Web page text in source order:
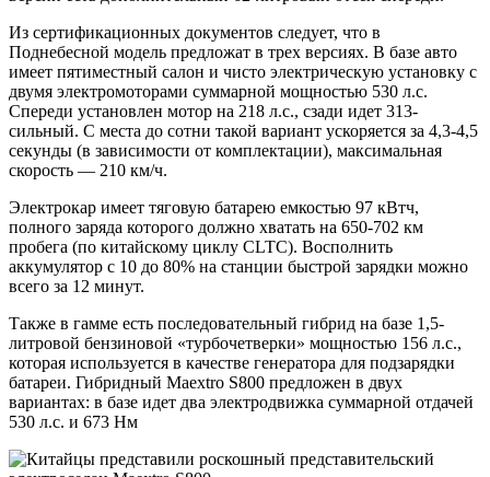
Из сертификационных документов следует, что в
Поднебесной модель предложат в трех версиях. В базе авто
имеет пятиместный салон и чисто электрическую установку с
двумя электромоторами суммарной мощностью 530 л.с.
Спереди установлен мотор на 218 л.с., сзади идет 313-
сильный. С места до сотни такой вариант ускоряется за 4,3-4,5
секунды (в зависимости от комплектации), максимальная
скорость — 210 км/ч.
Электрокар имеет тяговую батарею емкостью 97 кВтч,
полного заряда которого должно хватать на 650-702 км
пробега (по китайскому циклу CLTC). Восполнить
аккумулятор с 10 до 80% на станции быстрой зарядки можно
всего за 12 минут.
Также в гамме есть последовательный гибрид на базе 1,5-
литровой бензиновой «турбочетверки» мощностью 156 л.с.,
которая используется в качестве генератора для подзарядки
батареи. Гибридный Maextro S800 предложен в двух
вариантах: в базе идет два электродвижка суммарной отдачей
530 л.с. и 673 Нм